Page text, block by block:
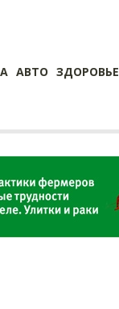
АВТО ЗДОРОВЬЕ